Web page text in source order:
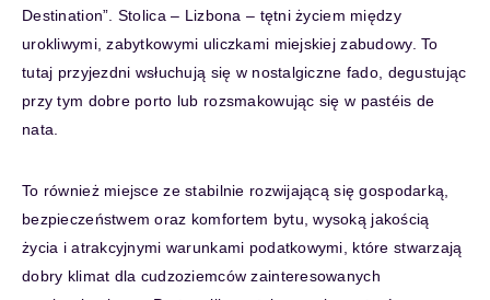
Destination”. Stolica – Lizbona – tętni życiem między
urokliwymi, zabytkowymi uliczkami miejskiej zabudowy. To
tutaj przyjezdni wsłuchują się w nostalgiczne fado, degustując
przy tym dobre porto lub rozsmakowując się w pastéis de
nata.
To również miejsce ze stabilnie rozwijającą się gospodarką,
bezpieczeństwem oraz komfortem bytu, wysoką jakością
życia i atrakcyjnymi warunkami podatkowymi, które stwarzają
dobry klimat dla cudzoziemców zainteresowanych